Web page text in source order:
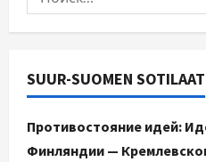
SUUR-SUOMEN SOTILAAT
Противостояние идей:
Финляндии —